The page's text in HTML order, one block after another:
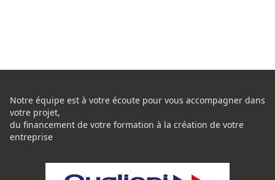
Notre équipe est à votre écoute pour vous accompagner dans
votre projet,
du financement de votre formation à la création de votre
entreprise